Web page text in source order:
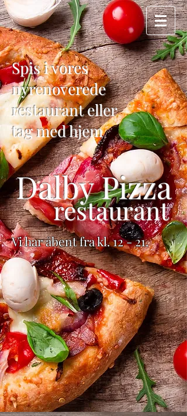
- SIDEN 2007 -
Spis i vores
nyrenoverede
restaurant eller
tag med hjem
Dalby Pizza
restaurant
Vi har åbent fra kl. 12 - 21.